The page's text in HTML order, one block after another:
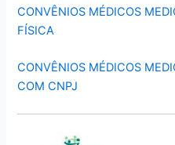
CONVÊNIOS MÉDICOS
FÍSICA
CONVÊNIOS MÉDICOS
COM CNPJ